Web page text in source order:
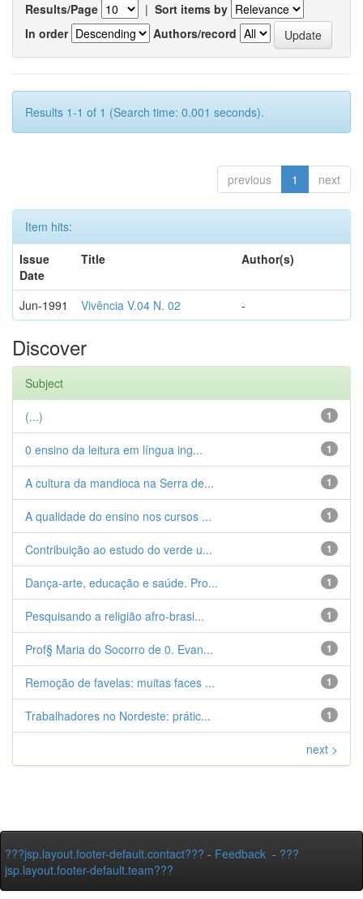
Results/Page | Sort items by
In order
Authors/record
Results 1-1 of 1 (Search time: 0.001 seconds).
previous 1 next
Item hits:
Issue
Date
Title Author(s)
Jun-1991 Vivência V.04 N. 02 -
Discover
Subject
1
(...)
1
0 ensino da leitura em língua ing...
1
A cultura da mandioca na Serra de...
1
A qualidade do ensino nos cursos ...
1
Contribuição ao estudo do verde u...
1
Dança-arte, educação e saúde. Pro...
1
Pesquisando a religião afro-brasi...
1
Prof§ Maria do Socorro de 0. Evan...
1
Remoção de favelas: muitas faces ...
1
Trabalhadores no Nordeste: prátic...
next >
???jsp.layout.footer-default.contact??? - Feedback - ???
jsp.layout.footer-default.team???